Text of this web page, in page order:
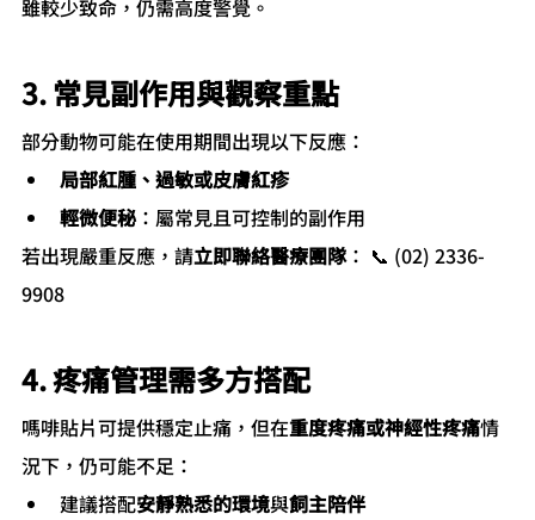
雖較少致命，仍需高度警覺。
3. 常見副作用與觀察重點
部分動物可能在使用期間出現以下反應：
局部紅腫、過敏或皮膚紅疹
輕微便秘：屬常見且可控制的副作用
若出現嚴重反應，請立即聯絡醫療團隊： 📞 (02) 2336-
9908
4. 疼痛管理需多方搭配
嗎啡貼片可提供穩定止痛，但在重度疼痛或神經性疼痛情
況下，仍可能不足：
建議搭配安靜熟悉的環境與飼主陪伴